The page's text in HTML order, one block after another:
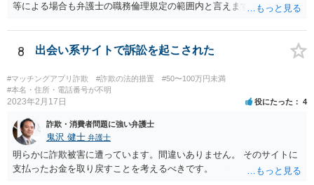
等による場合も弁護士の職務倫理規定の範囲内と言えますので、必ず
が弁護士に依頼するより前に、先んじて相談者様が弁護士に依頼をす
る場合、相手方代理人は相談者様の代理人弁護士を飛び越えて相談者
の対象になり得る)ため、家族にバレてしまうことを回避したいという
ご意向であれば、早めに弁護士に依頼をするというのも一つかと思い
ます(もちろん、このまま何事もなく終結する可能性もあるでしょうか
ら、藪蛇になるリスクもあるところではありますが)。 相手方がある話
ではあるので、最終的な和解の見通しは何とも言えませんが、弁護士
に依頼することで低額での和解に至れるということもあるでしょう。
8 出会い系サイトで訴訟を起こされた
#マッチングアプリ詐欺 #詐欺の法的措置
#50〜100万円未満
#本名・住所・電話番号が不明
2023年2月17日 役にたった 4
詐欺・消費者問題に強い弁護士
鬼沢 健士 弁護士
明らかに詐欺被害に遭っています。間違いありません。 そのサイトに
支払ったお金を取り戻すことを考えるべきです。